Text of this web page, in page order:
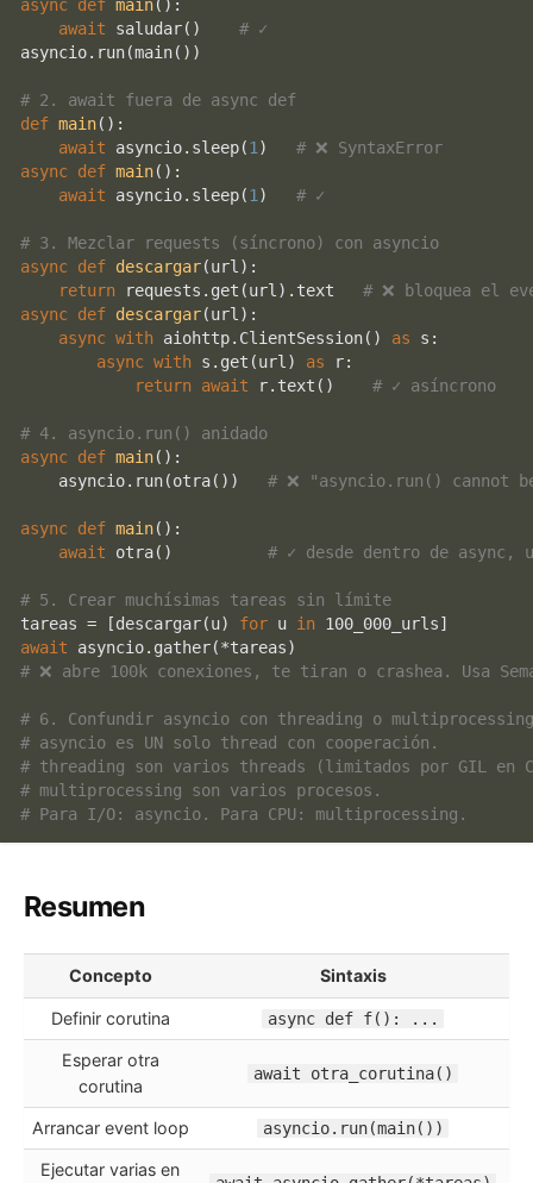
async def main():
await saludar() # ✓
asyncio.run(main())
# 2. await fuera de async def
def main():
await asyncio.sleep(1 ) # ❌ SyntaxError
async def main():
await asyncio.sleep(1 ) # ✓
# 3. Mezclar requests (síncrono) con asyncio
async def descargar(url ):
return requests.get(url).text # ❌ bloquea el
async def descargar(url ):
async with aiohttp.ClientSession() as s:
async with s.get(url) as r:
return await r.text() # ✓ asíncrono
# 4. asyncio.run() anidado
async def main():
    asyncio.run(otra())
# ❌ "asyncio.run() cannot
async def main():
await otra() # ✓ desde dentro de async,
# 5. Crear muchísimas tareas sin límite
tareas = [descargar(u) for u in
await
# ❌ abre 100k conexiones, te tiran o crashea. Usa
# 6. Confundir asyncio con threading o
# asyncio es UN solo thread con cooperación.
# threading son varios threads (limitados por GIL en
# multiprocessing son varios procesos.
# Para I/O: asyncio. Para CPU: multiprocessing.
Resumen
Concepto Sintaxis
Definir corutina async def f(): ...
Esperar otra
corutina
await otra_corutina()
Arrancar event loop asyncio.run(main())
Ejecutar varias en